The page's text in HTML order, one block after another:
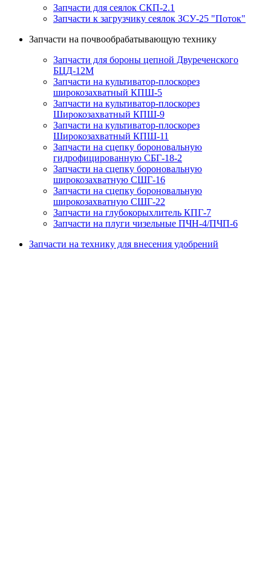
Запчасти для сеялок СКП-2.1
Запчасти к загрузчику сеялок ЗСУ-25 "Поток"
Запчасти на почвообрабатывающую технику
Запчасти для бороны цепной Двуреченского
БЦД-12М
Запчасти на культиватор-плоскорез
широкозахватный КПШ-5
Запчасти на культиватор-плоскорез
Широкозахватный КПШ-9
Запчасти на культиватор-плоскорез
Широкозахватный КПШ-11
Запчасти на сцепку бороновальную
гидрофицированную СБГ-18-2
Запчасти на сцепку бороновальную
широкозахватную СШГ-16
Запчасти на сцепку бороновальную
широкозахватную СШГ-22
Запчасти на глубокорыхлитель КПГ-7
Запчасти на плуги чизельные ПЧН-4/ПЧП-6
Запчасти на технику для внесения удобрений